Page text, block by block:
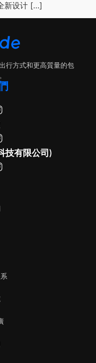
新设计 […]
行方式和更高質量的包
技有限公司)